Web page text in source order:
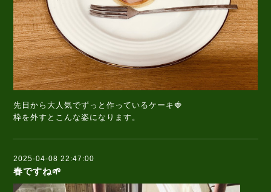
先日から大人気でずっと作っているケーキ🍓
枠を外すとこんな姿になります。
2025-04-08 22:47:00
春ですね🌱